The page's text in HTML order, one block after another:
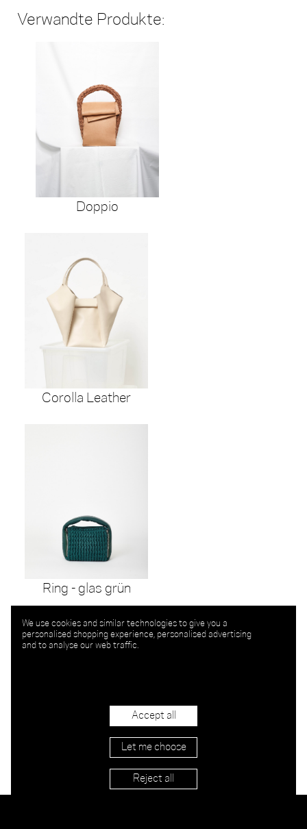
Verwandte Produkte:
Doppio
Corolla Leather
Ring - glas grün
We use cookies and similar technologies to give you a
personalised shopping experience, personalised advertising
and to analyse our web traffic.
Let me choose
Reject all
Accept all